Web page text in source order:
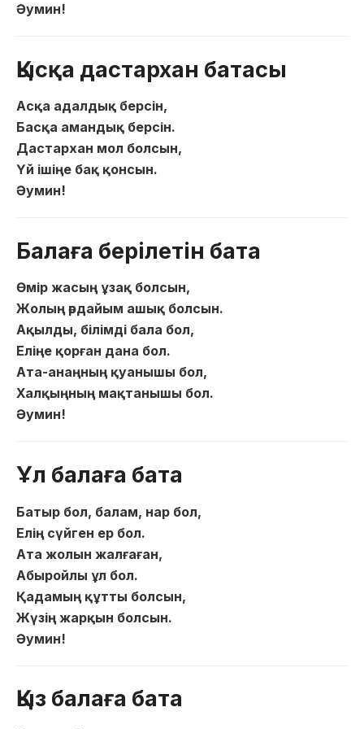
Әумин!
Қысқа дастархан батасы
Асқа адалдық берсін,
Басқа амандық берсін.
Дастархан мол болсын,
Үй ішіңе бақ қонсын.
Әумин!
Балаға берілетін бата
Өмір жасың ұзақ болсын,
Жолың әрдайым ашық болсын.
Ақылды, білімді бала бол,
Еліңе қорған дана бол.
Ата-анаңның қуанышы бол,
Халқыңның мақтанышы бол.
Әумин!
Ұл балаға бата
Батыр бол, балам, нар бол,
Елің сүйген ер бол.
Ата жолын жалғаған,
Абыройлы ұл бол.
Қадамың құтты болсын,
Жүзің жарқын болсын.
Әумин!
Қыз балаға бата